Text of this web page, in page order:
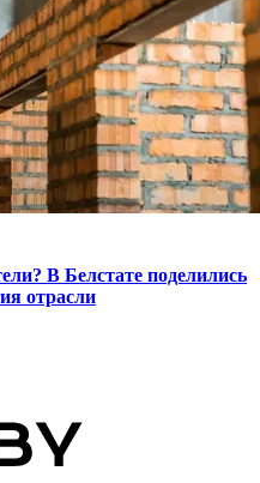
В Белстате поделились
отрасли